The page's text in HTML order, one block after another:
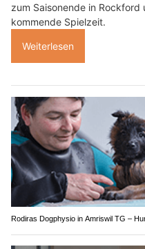
zum Saisonende in
kommende Spielzeit.
Weiterlesen
Rodiras Dogphysio in Amriswil TG –